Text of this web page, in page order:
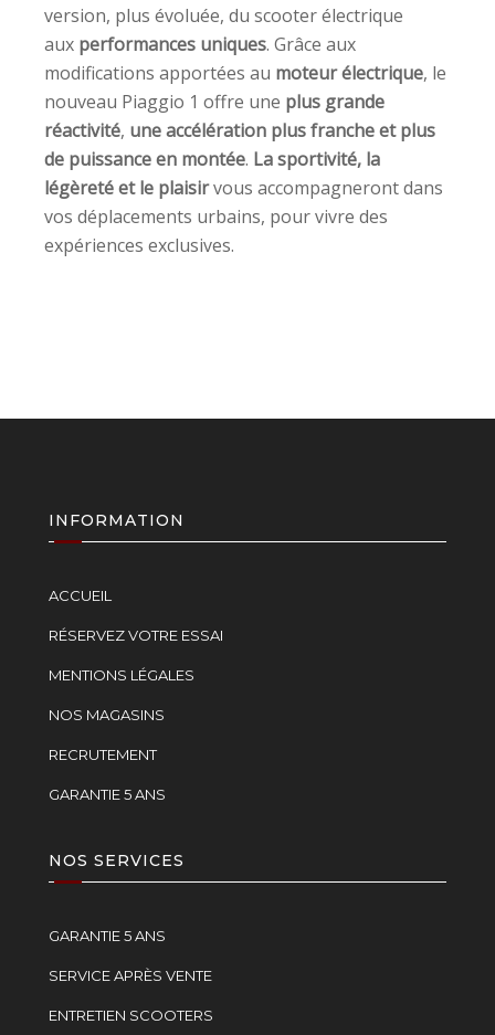
version, plus évoluée, du scooter électrique
aux performances uniques. Grâce aux
modifications apportées au moteur électrique, le
nouveau Piaggio 1 offre une plus grande
réactivité, une accélération plus franche et plus
de puissance en montée. La sportivité, la
légèreté et le plaisirvous accompagneront dans
vos déplacements urbains, pour vivre des
expériences exclusives.
INFORMATION
ACCUEIL
RÉSERVEZ VOTRE ESSAI
MENTIONS LÉGALES
NOS MAGASINS
RECRUTEMENT
GARANTIE 5 ANS
NOS SERVICES
GARANTIE 5 ANS
SERVICE APRÈS VENTE
ENTRETIEN SCOOTERS